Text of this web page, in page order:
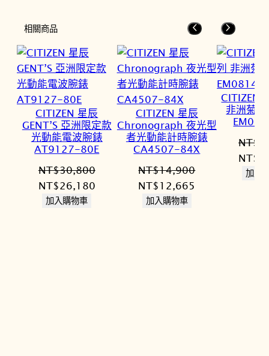
相關商品
CITIZEN 星辰
GENT’S 亞洲限定款
光動能電波腕錶
AT9127-80E
NT$30,800
原
始
NT$26,180目
加入購物車
CITIZEN 星辰
Chronograph 夜光型
者光動能計時腕錶
CA4507-84X
NT$14,900
原
始
NT$12,665
加入購物車
CITIZEN
非洲菊
NT$
原
始
NT$
加入